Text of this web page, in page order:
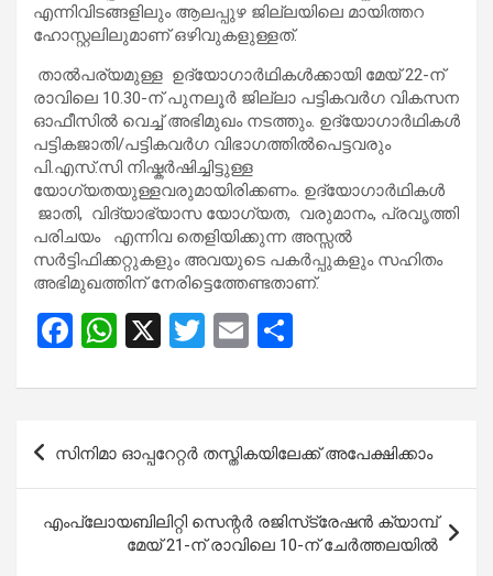
എന്നിവിടങ്ങളിലും ആലപ്പുഴ ജില്ലയിലെ മായിത്തറ
ഹോസ്റ്റലിലുമാണ് ഒഴിവുകളുള്ളത്.
താൽപര്യമുള്ള ഉദ്യോഗാർഥികൾക്കായി മേയ് 22-ന്
രാവിലെ 10.30-ന് പുനലൂർ ജില്ലാ പട്ടികവർഗ വികസന
ഓഫീസിൽ വെച്ച് അഭിമുഖം നടത്തും. ഉദ്യോഗാർഥികൾ
പട്ടികജാതി/പട്ടികവർഗ വിഭാഗത്തിൽപെട്ടവരും
പി.എസ്.സി നിഷ്കർഷിച്ചിട്ടുള്ള
യോഗ്യതയുള്ളവരുമായിരിക്കണം. ഉദ്യോഗാർഥികൾ
ജാതി, വിദ്യാഭ്യാസ യോഗ്യത, വരുമാനം, പ്രവൃത്തി
പരിചയം എന്നിവ തെളിയിക്കുന്ന അസ്സൽ
സർട്ടിഫിക്കറ്റുകളും അവയുടെ പകർപ്പുകളും സഹിതം
അഭിമുഖത്തിന് നേരിട്ടെത്തേണ്ടതാണ്.
F
ce
b
o
o
k
W
at
A
p
p
X
T
tt
E
ail ar
Post
സിനിമാ ഓപ്പറേറ്റർ തസ്തികയിലേക്ക് അപേക്ഷിക്കാം
എംപ്ലോയബിലിറ്റി സെന്റർ രജിസ്‌ട്രേഷൻ ക്യാമ്പ്
മേയ് 21-ന് രാവിലെ 10-ന് ചേർത്തലയിൽ